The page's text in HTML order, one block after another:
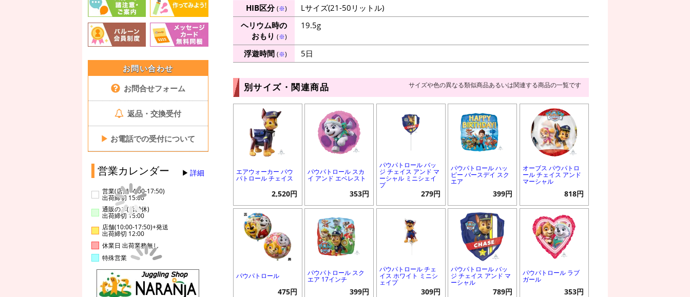
お問い合わせ
お問合せフォーム
返品・交換受付
▶ お電話での受付について
営業カレンダー 詳細
営業(店舗14:00-17:50)
出荷締切 15:00
通販のみ(店舗休)
出荷締切 15:00
店舗(10:00-17:50)+発送
出荷締切 12:00
休業日 出荷業務無し
特殊営業
HIB区分(※)
Lサイズ(21-50リットル)
ヘリウム時の
おもり (※)
19.5g
浮遊時間 (※) 5日
別サイズ・関連商品 サイズや色の異なる類似商品あるいは関連する商品の一覧です
エアウォーカー パウ
パトロール チェイス
2,520円
パウパトロール スカ
イ アンド エベレスト
353円
パウパトロール バッ
ジ チェイス アンド マ
ーシャル ミニシェイ
プ
279円
パウパトロール ハッ
ピー バースデイ スク
エア
399円
オーブス パウパトロ
ール チェイス アンド
マーシャル
818円
パウパトロール
475円
パウパトロール スク
エア 17インチ
399円
パウパトロール チェ
イス ホワイト ミニシ
ェイプ
309円
パウパトロール バッ
ジ チェイス アンド マ
ーシャル
789円
パウパトロール ラブ
ガール
353円